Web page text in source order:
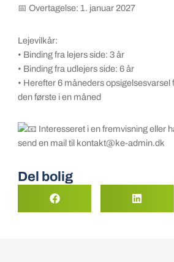
📅 Overtagelse: 1. januar 2027
Lejevilkår:
• Binding fra lejers side: 3 år
• Binding fra udlejers side: 6 år
• Herefter 6 måneders opsigelsesvarsel
den første i en måned
Interesseret i en fremvisning eller
send en mail til kontakt@ke-admin.dk
Del bolig